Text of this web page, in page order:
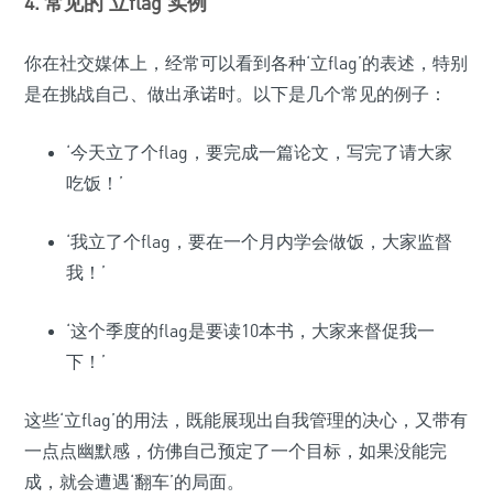
你在社交媒体上，经常可以看到各种‘立flag’的表述，特别
是在挑战自己、做出承诺时。以下是几个常见的例子：
‘今天立了个flag，要完成一篇论文，写完了请大家
吃饭！’
‘我立了个flag，要在一个月内学会做饭，大家监督
我！’
‘这个季度的flag是要读10本书，大家来督促我一
下！’
这些‘立flag’的用法，既能展现出自我管理的决心，又带有
一点点幽默感，仿佛自己预定了一个目标，如果没能完
成，就会遭遇‘翻车’的局面。